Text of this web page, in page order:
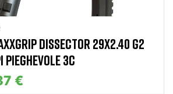
DISSECTOR 29X2.40 G2
3C
€